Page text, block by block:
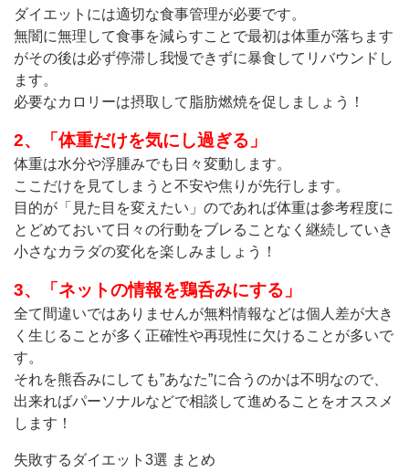
ダイエットには適切な食事管理が必要です。
無闇に無理して食事を減らすことで最初は体重が落ちます
がその後は必ず停滞し我慢できずに暴食してリバウンドし
ます。
必要なカロリーは摂取して脂肪燃焼を促しましょう！
2、「体重だけを気にし過ぎる」
体重は水分や浮腫みでも日々変動します。
ここだけを見てしまうと不安や焦りが先行します。
目的が「見た目を変えたい」のであれば体重は参考程度に
とどめておいて日々の行動をブレることなく継続していき
小さなカラダの変化を楽しみましょう！
3、「ネットの情報を鶏呑みにする」
全て間違いではありませんが無料情報などは個人差が大き
く生じることが多く正確性や再現性に欠けることが多いで
す。
それを熊呑みにしても”あなた”に合うのかは不明なので、
出来ればパーソナルなどで相談して進めることをオススメ
します！
失敗するダイエット3選 まとめ